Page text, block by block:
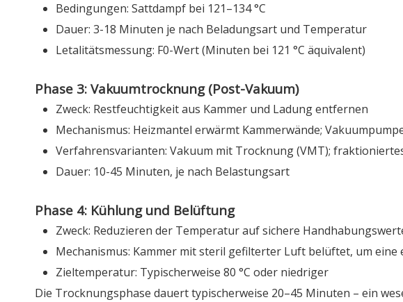
Bedingungen: Sattdampf bei 121–134 °C
Dauer: 3-18 Minuten je nach Beladungsart und Temperatur
Letalitätsmessung: F0-Wert (Minuten bei 121 °C äquivalent)
Phase 3: Vakuumtrocknung (Post-Vakuum)
Zweck: Restfeuchtigkeit aus Kammer und Ladung entfernen
Mechanismus: Heizmantel erwärmt Kammerwände;
Verfahrensvarianten: Vakuum mit Trocknung (VMT);
Dauer: 10-45 Minuten, je nach Belastungsart
Phase 4: Kühlung und Belüftung
Zweck: Reduzieren der Temperatur auf sichere
Mechanismus: Kammer mit steril gefilterter Luft belüftet, um
Zieltemperatur: Typischerweise 80 °C oder niedriger
Die Trocknungsphase dauert typischerweise 20–45 Minuten – ein